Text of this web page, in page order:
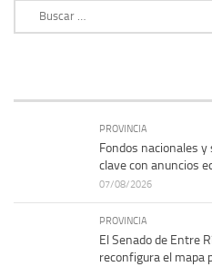
PROVINCIA
Fondos nacionales
clave con anuncios
07/08/2026
PROVINCIA
El Senado de Entre
reconfigura el mapa